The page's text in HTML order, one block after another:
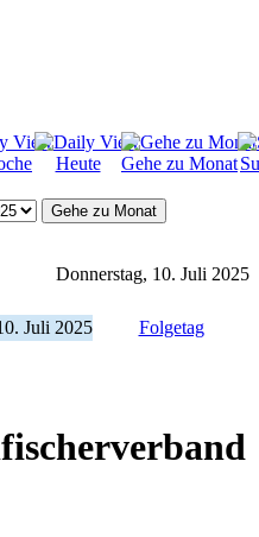
Heute Gehe zu Monat
Gehe zu Monat
Donnerstag, 10. Juli 2025
Juli 2025 Folgetag